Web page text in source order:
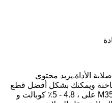
الأداة.يزيد محتوى
ويمكنك بشكل أفضل قطع
المواد التي يصعب قطعها.يحتوي M35 على ، 4.8 - 5٪ كوبالت و